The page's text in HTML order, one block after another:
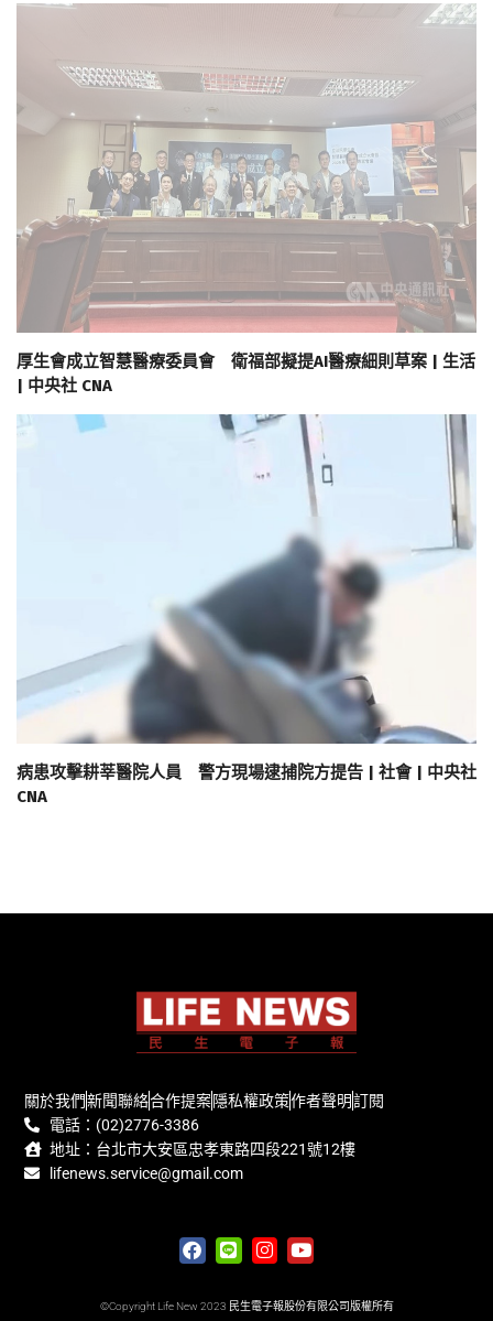
厚生會成立智慧醫療委員會 衛福部擬提AI醫療細則草案 | 生活
| 中央社 CNA
病患攻擊耕莘醫院人員 警方現場逮捕院方提告 | 社會 | 中央社
CNA
關於我們新聞聯絡合作提案隱私權政策作者聲明訂閱
電話：(02)2776-3386
地址：台北市大安區忠孝東路四段221號12樓
lifenews.service@gmail.com
©Copyright Life New 2023 民生電子報股份有限公司版權所有